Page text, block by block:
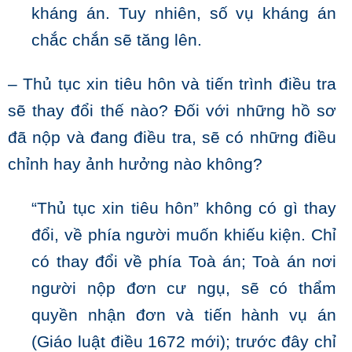
kháng án. Tuy nhiên, số vụ kháng án
chắc chắn sẽ tăng lên.
– Thủ tục xin tiêu hôn và tiến trình điều tra
sẽ thay đổi thế nào? Đối với những hồ sơ
đã nộp và đang điều tra, sẽ có những điều
chỉnh hay ảnh hưởng nào không?
“Thủ tục xin tiêu hôn” không có gì thay
đổi, về phía người muốn khiếu kiện. Chỉ
có thay đổi về phía Toà án; Toà án nơi
người nộp đơn cư ngụ, sẽ có thẩm
quyền nhận đơn và tiến hành vụ án
(Giáo luật điều 1672 mới); trước đây chỉ